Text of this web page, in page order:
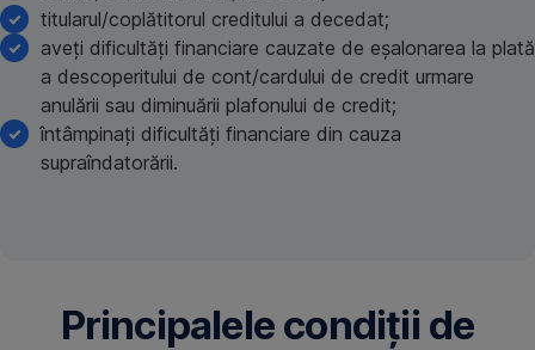
titularul/coplătitorul creditului a decedat;
aveți dificultăți financiare cauzate de eșalonarea la plată
a descoperitului de cont/cardului de credit urmare
anulării sau diminuării plafonului de credit;
întâmpinați dificultăți financiare din cauza
supraîndatorării.
Principalele condiții de